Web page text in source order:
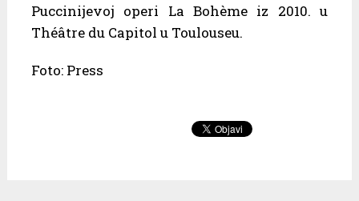
Puccinijevoj operi La Bohème iz 2010. u
Théâtre du Capitol u Toulouseu.
Foto: Press